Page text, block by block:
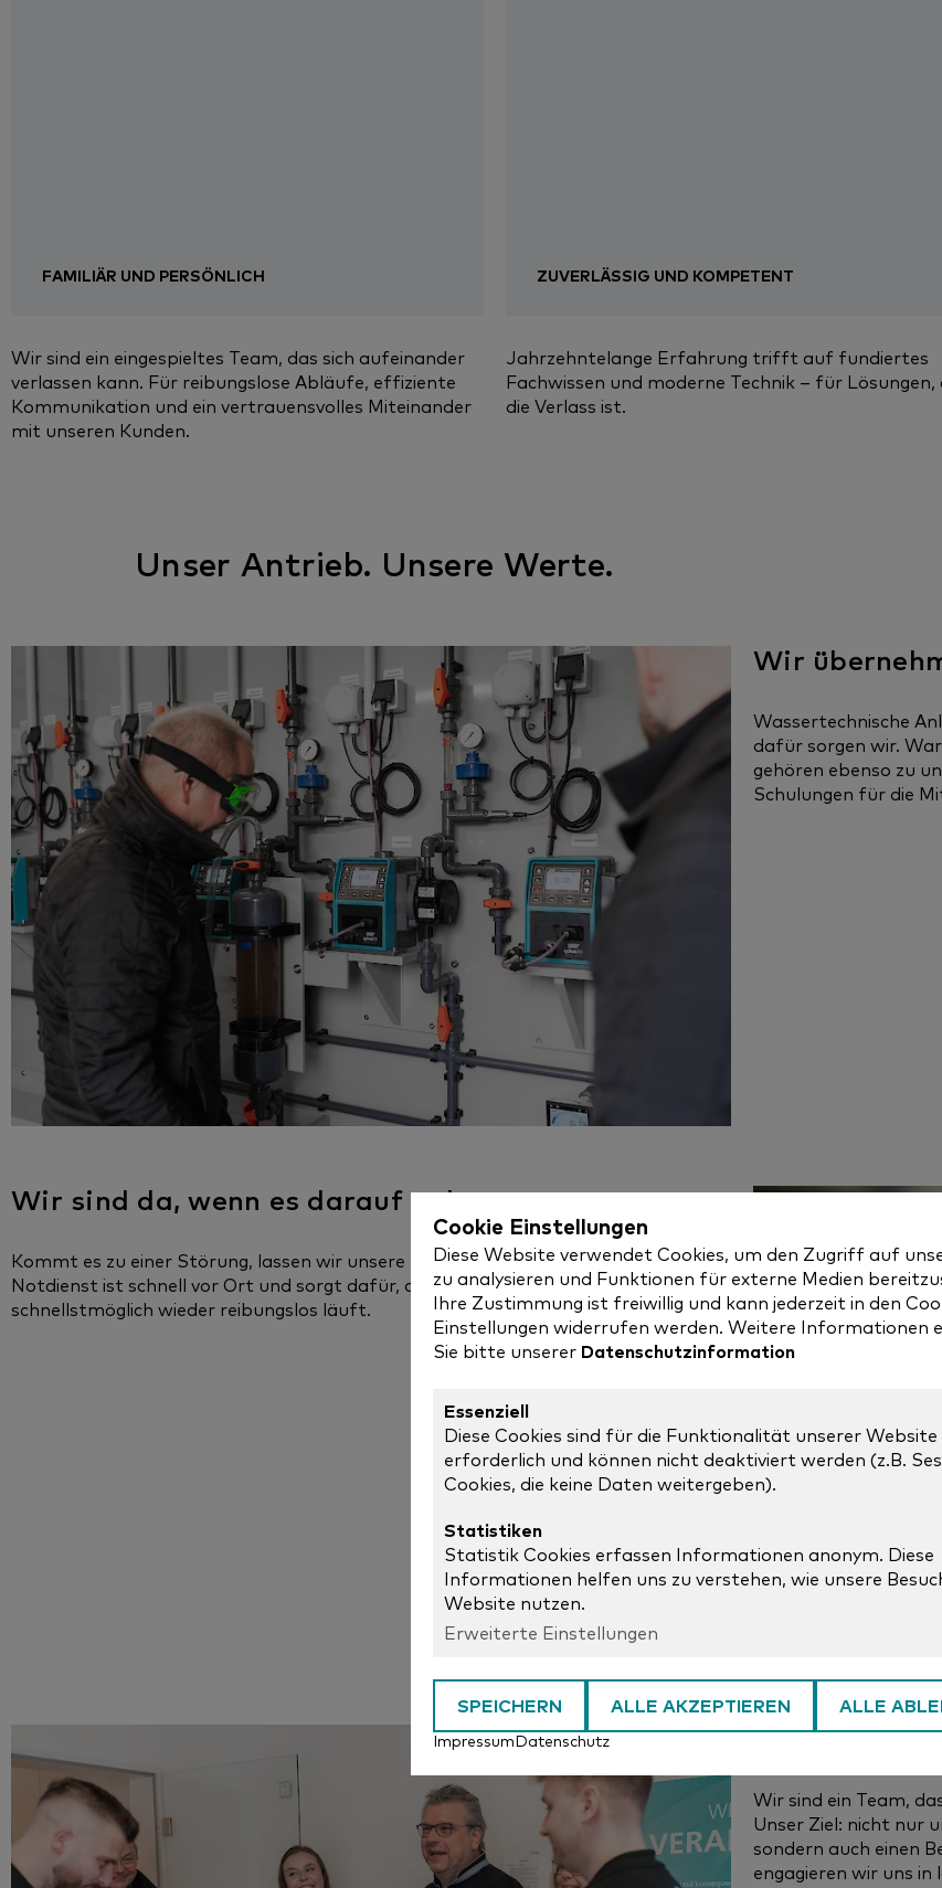
FAMILIÄR UND PERSÖNLICH
Wir sind ein eingespieltes Team, das sich aufeinander
verlassen kann. Für reibungslose Abläufe, effiziente
Kommunikation und ein vertrauensvolles Miteinander
mit unseren Kunden.
ZUVERLÄSSIG UND KOMPETENT
Jahrzehntelange Erfahrung trifft auf fundiertes
Fachwissen und moderne Technik – für Lösungen,
die Verlass ist.
Unser Antrieb. Unsere Werte.
Wir
Wassertechnische
dafür sorgen wir.
gehören ebenso zu
Schulungen für die
Wir sind da, wenn es darauf ankommt.
Kommt es zu einer Störung, lassen wir unsere Kunden nicht im Stich. Unser
Notdienst ist schnell vor Ort und sorgt dafür, dass der Betrieb
schnellstmöglich wieder reibungslos läuft.
Unser
Wir sind ein Team,
Unser Ziel: nicht nur
sondern auch einen
engagieren wir uns
Cookie Einstellungen
Diese Website verwendet Cookies, um den Zugriff auf
zu analysieren und Funktionen für externe Medien
Ihre Zustimmung ist freiwillig und kann jederzeit in den
Einstellungen widerrufen werden. Weitere Informationen
Sie bitte unserer Datenschutzinformation
Essenziell
Diese Cookies sind für die Funktionalität unserer Website
erforderlich und können nicht deaktiviert werden (z.B.
Cookies, die keine Daten weitergeben).
Statistiken
Statistik Cookies erfassen Informationen anonym. Diese
Informationen helfen uns zu verstehen, wie unsere
Website nutzen.
Erweiterte Einstellungen
SPEICHERN ALLE AKZEPTIEREN ALLE
Impressum Datenschutz